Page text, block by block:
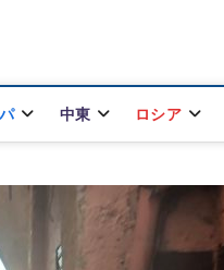
中東 ロシア